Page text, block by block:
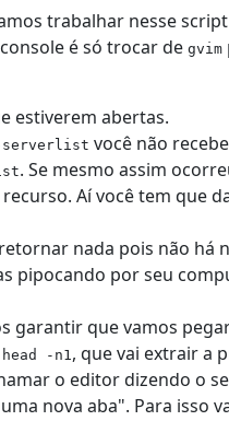
trabalhar nesse
é só trocar de gvim
estiverem abertas.
você não
. Se mesmo assim
Aí você tem que
nada pois não
pipocando por seu
garantir que vamos
head -n1, que vai extrair a
o editor dizendo o
nova aba". Para